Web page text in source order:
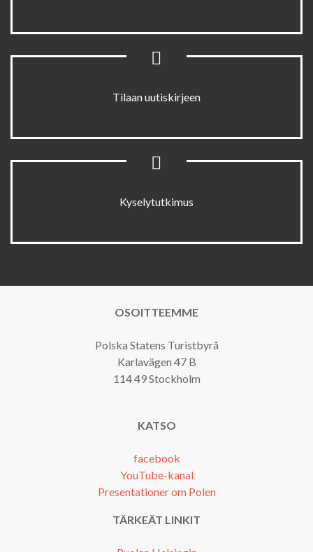
Tilaan uutiskirjeen
Kyselytutkimus
OSOITTEEMME
Polska Statens Turistbyrå
Karlavägen 47 B
114 49 Stockholm
KATSO
facebook
YouTube-kanal
Presentationer om Polen
TÄRKEÄT LINKIT